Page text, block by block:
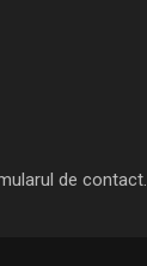
de contact.